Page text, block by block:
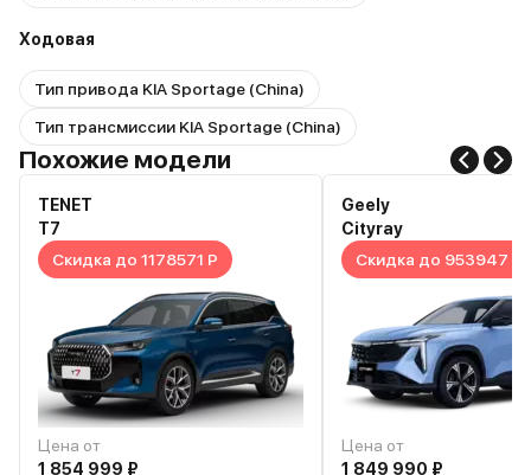
Ходовая
Тип привода KIA Sportage (China)
Тип трансмиссии KIA Sportage (China)
Похожие модели
TENET
T7
Скидка до 1178571 Р
Цена от
1 854 999 ₽
Geely
Cityray
Скидка до 953947 Р
Цена от
1 849 990 ₽